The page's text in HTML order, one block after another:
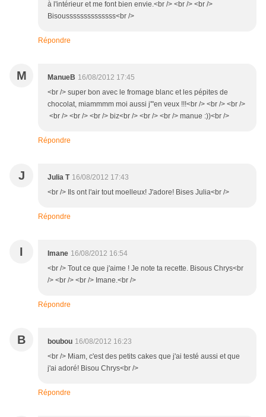
à l'intérieur et me font bien envie.<br /> <br /> <br />
Bisoussssssssssssss<br />
Répondre
M ManueB 16/08/2012 17:45
<br /> super bon avec le fromage blanc et les pépites de
chocolat, miammmm moi aussi j'"en veux !!!<br /> <br /> <br />
<br /> <br /> <br /> biz<br /> <br /> <br /> manue :))<br />
Répondre
J Julia T 16/08/2012 17:43
<br /> Ils ont l'air tout moelleux! J'adore! Bises Julia<br />
Répondre
I Imane 16/08/2012 16:54
<br /> Tout ce que j'aime ! Je note ta recette. Bisous Chrys<br
/> <br /> <br /> Imane.<br />
Répondre
B boubou 16/08/2012 16:23
<br /> Miam, c'est des petits cakes que j'ai testé aussi et que
j'ai adoré! Bisou Chrys<br />
Répondre